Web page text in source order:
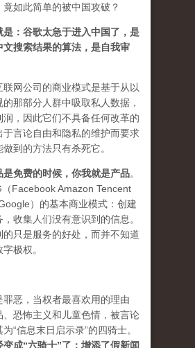
如此简单的被中国攻破？
是：谷歌太急于进入中国了，是
文搜索结果的算法，是自我审
网公司的商业模式是基于从以
那部分人群中吸取私人数据，
润，因此它们不具备任何改革的
于言论自由和隐私的维护而要求
到的方法只有杀死它。
是免费的时候，你我就是产品。
Facebook Amazon Tencent
）的基本商业模式：创建
收集人们没有意识到的信息。
的只是服务的好处，而并不知道
极权。
罪恶，当权者最喜欢用的理由
、恐怖主义和儿童色情，被言论
“信息末日启示录”的四骑士。
成“六骑士”了：增添了假新闻